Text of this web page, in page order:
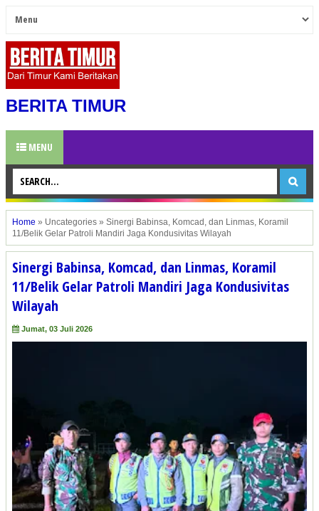
BERITA TIMUR
MENU
Home » Uncategories » Sinergi Babinsa, Komcad, dan Linmas, Koramil
11/Belik Gelar Patroli Mandiri Jaga Kondusivitas Wilayah
Sinergi Babinsa, Komcad, dan Linmas, Koramil
11/Belik Gelar Patroli Mandiri Jaga Kondusivitas
Wilayah
Jumat, 03 Juli 2026